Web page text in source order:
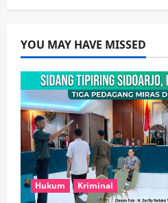
wartanusa
3
PWI dan
Soccer
wartanusa
4
Ekonomi
HOT NEWS:
Tumplek
Jambu,
Nonton
wartanusa
Keagamaan
YOU MAY HAVE MISSED
Hukum Kriminal